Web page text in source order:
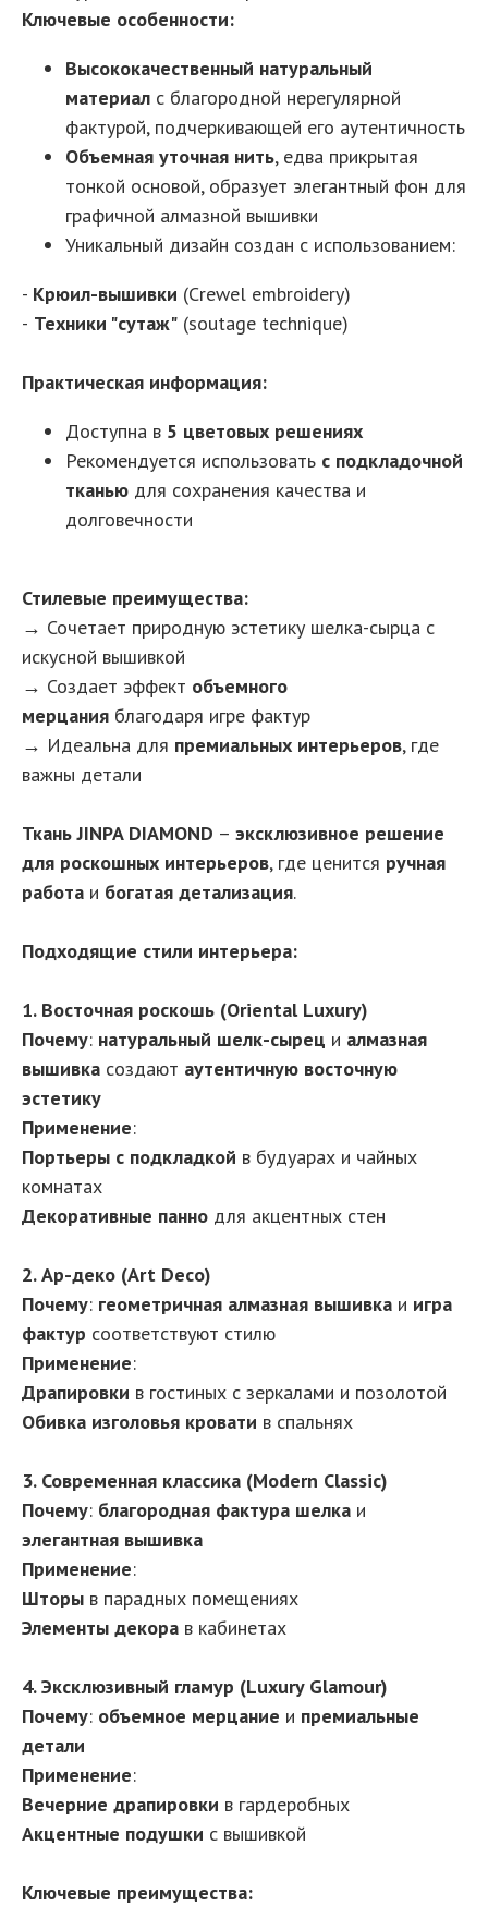
Ключевые особенности:
Высококачественный натуральный
материал с благородной нерегулярной
фактурой, подчеркивающей его аутентичность
Объемная уточная нить, едва прикрытая
тонкой основой, образует элегантный фон для
графичной алмазной вышивки
Уникальный дизайн создан с использованием:
- Крюил-вышивки (Crewel embroidery)
- Техники "сутаж" (soutage technique)
Практическая информация:
Доступна в 5 цветовых решениях
Рекомендуется использовать с подкладочной
тканью для сохранения качества и
долговечности
Стилевые преимущества:
→ Сочетает природную эстетику шелка-сырца с
искусной вышивкой
→ Создает эффект объемного
мерцания благодаря игре фактур
→ Идеальна для премиальных интерьеров, где
важны детали
Ткань JINPA DIAMOND – эксклюзивное решение
для роскошных интерьеров, где ценится ручная
работа и богатая детализация.
Подходящие стили интерьера:
1. Восточная роскошь (Oriental Luxury)
Почему: натуральный шелк-сырец и алмазная
вышивка создают аутентичную восточную
эстетику
Применение:
Портьеры с подкладкой в будуарах и чайных
комнатах
Декоративные панно для акцентных стен
2. Ар-деко (Art Deco)
Почему: геометричная алмазная вышивка и игра
фактур соответствуют стилю
Применение:
Драпировки в гостиных с зеркалами и позолотой
Обивка изголовья кровати в спальнях
3. Современная классика (Modern Classic)
Почему: благородная фактура шелка и
элегантная вышивка
Применение:
Шторы в парадных помещениях
Элементы декора в кабинетах
4. Эксклюзивный гламур (Luxury Glamour)
Почему: объемное мерцание и премиальные
детали
Применение:
Вечерние драпировки в гардеробных
Акцентные подушки с вышивкой
Ключевые преимущества: